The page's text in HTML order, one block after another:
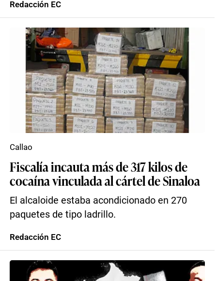
Redacción EC
Fiscalía incauta más de 317 kilos de
cocaína vinculada al cártel de Sinaloa
El alcaloide estaba acondicionado en 270
paquetes de tipo ladrillo.
Callao
Redacción EC